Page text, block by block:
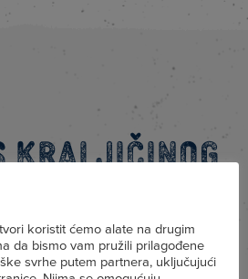
kraljičinog
koristit ćemo alate na drugim
da bismo vam pružili prilagođene
svrhe putem partnera, uključujući